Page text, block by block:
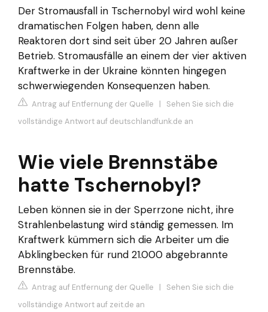
Der Stromausfall in Tschernobyl wird wohl keine
dramatischen Folgen haben, denn alle
Reaktoren dort sind seit über 20 Jahren außer
Betrieb. Stromausfälle an einem der vier aktiven
Kraftwerke in der Ukraine könnten hingegen
schwerwiegenden Konsequenzen haben.
Antrag auf Entfernung der Quelle | Sehen Sie sich die
vollständige Antwort auf deutschlandfunk.de an
Wie viele Brennstäbe
hatte Tschernobyl?
Leben können sie in der Sperrzone nicht, ihre
Strahlenbelastung wird ständig gemessen. Im
Kraftwerk kümmern sich die Arbeiter um die
Abklingbecken für rund 21.000 abgebrannte
Brennstäbe.
Antrag auf Entfernung der Quelle | Sehen Sie sich die
vollständige Antwort auf zeit.de an